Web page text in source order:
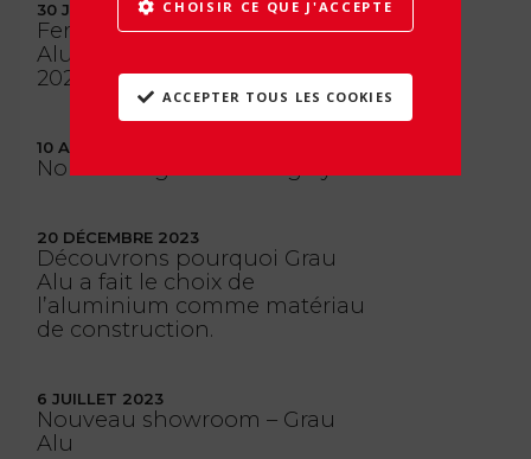
30 JUILLET 2024
Fermeture estivale de Grau
Alu : du 31 août au 16 août
2024
10 AVRIL 2024
Nouvelle Agence – Longwy
20 DÉCEMBRE 2023
Découvrons pourquoi Grau
Alu a fait le choix de
l’aluminium comme matériau
de construction.
6 JUILLET 2023
Nouveau showroom – Grau
Alu
CHOISIR CE QUE J'ACCEPTE
ACCEPTER TOUS LES COOKIES